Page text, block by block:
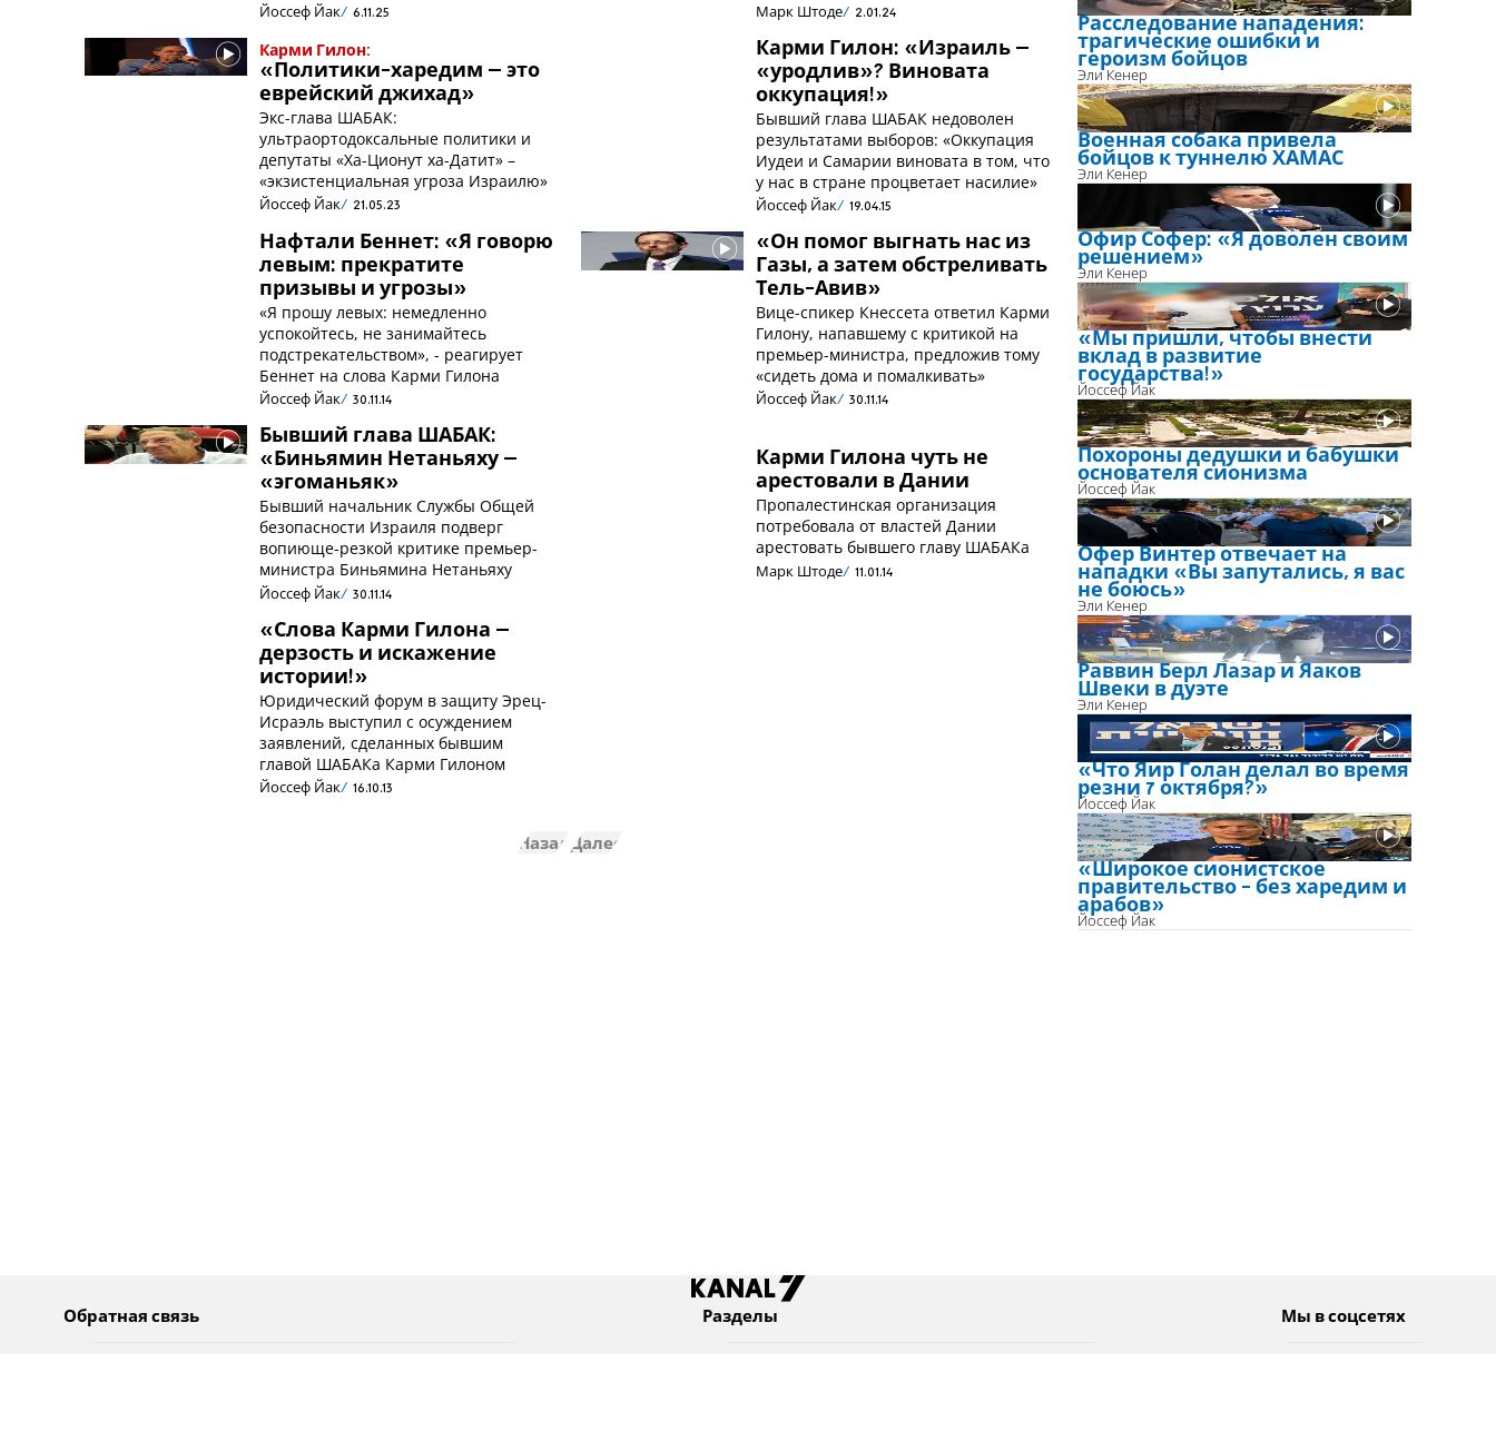
Йоссеф Йак 6.11.25 Марк Штоде 2.01.24
Карми Гилон:
«Политики-харедим – это
еврейский джихад»
Экс-глава ШАБАК:
ультраортодоксальные политики и
депутаты «Ха-Ционут ха-Датит» –
«экзистенциальная угроза Израилю»
Йоссеф Йак 21.05.23
Карми Гилон: «Израиль –
«уродлив»? Виновата
оккупация!»
Бывший глава ШАБАК недоволен
результатами выборов: «Оккупация
Иудеи и Самарии виновата в том, что
у нас в стране процветает насилие»
Йоссеф Йак 19.04.15
Нафтали Беннет: «Я говорю
левым: прекратите
призывы и угрозы»
«Я прошу левых: немедленно
успокойтесь, не занимайтесь
подстрекательством», - реагирует
Беннет на слова Карми Гилона
Йоссеф Йак 30.11.14
«Он помог выгнать нас из
Газы, а затем обстреливать
Тель-Авив»
Вице-спикер Кнессета ответил Карми
Гилону, напавшему с критикой на
премьер-министра, предложив тому
«сидеть дома и помалкивать»
Йоссеф Йак 30.11.14
Бывший глава ШАБАК:
«Биньямин Нетаньяху –
«эгоманьяк»
Бывший начальник Службы Общей
безопасности Израиля подверг
вопиюще-резкой критике премьер-
министра Биньямина Нетаньяху
Йоссеф Йак 30.11.14
Карми Гилона чуть не
арестовали в Дании
Пропалестинская организация
потребовала от властей Дании
арестовать бывшего главу ШАБАКа
Марк Штоде 11.01.14
«Слова Карми Гилона –
дерзость и искажение
истории!»
Юридический форум в защиту Эрец-
Исраэль выступил с осуждением
заявлений, сделанных бывшим
главой ШАБАКа Карми Гилоном
Йоссеф Йак 16.10.13
Назад Далее
Расследование нападения:
трагические ошибки и
героизм бойцов
Эли Кенер
Военная собака привела
бойцов к туннелю ХАМАС
Эли Кенер
Офир Софер: «Я доволен своим
решением»
Эли Кенер
«Мы пришли, чтобы внести
вклад в развитие
государства!»
Йоссеф Йак
Похороны дедушки и бабушки
основателя сионизма
Йоссеф Йак
Офер Винтер отвечает на
нападки «Вы запутались, я вас
не боюсь»
Эли Кенер
Раввин Берл Лазар и Яаков
Швеки в дуэте
Эли Кенер
«Что Яир Голан делал во время
резни 7 октября?»
Йоссеф Йак
«Широкое сионистское
правительство - без харедим и
арабов»
Йоссеф Йак
Обратная связь Разделы Мы в соцсетях